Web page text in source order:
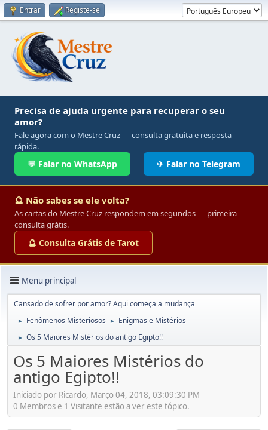
Entrar Registe-se
Precisa de ajuda urgente para recuperar o seu
amor?
Fale agora com o Mestre Cruz — consulta gratuita e resposta
rápida.
💬 Falar no WhatsApp ✈ Falar no Telegram
🔮 Não sabes se ele volta?
As cartas do Mestre Cruz respondem em segundos — primeira
consulta grátis.
🔮 Consulta Grátis de Tarot
Menu principal
Cansado de sofrer por amor? Aqui começa a mudança
► Fenômenos Misteriosos ► Enigmas e Mistérios
► Os 5 Maiores Mistérios do antigo Egipto!!
Os 5 Maiores Mistérios do
antigo Egipto!!
Iniciado por Ricardo, Março 04, 2018, 03:09:30 PM
0 Membros e 1 Visitante estão a ver este tópico.